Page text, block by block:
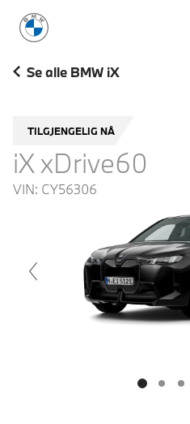
BMW Norge
Se alle BMW iX
TILGJENGELIG NÅ
iX xDrive60
VIN: CY56306